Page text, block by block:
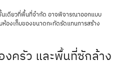
เดียวที่พื้นที่จำกัด อาจพิจารณาออกแบบ
งเก็บของขนาดกะทัดรัดแทนการสร้าง
ครัว และพื้นที่ซักล้าง